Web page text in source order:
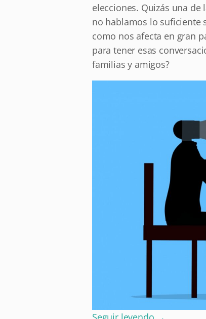
elecciones. Quizás una
no hablamos lo suficiente
como nos afecta en gran
para tener esas
familias y amigos?